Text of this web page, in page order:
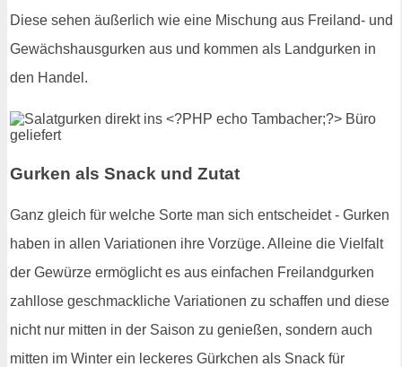
Diese sehen äußerlich wie eine Mischung aus Freiland- und
Gewächshausgurken aus und kommen als Landgurken in
den Handel.
Gurken als Snack und Zutat
Ganz gleich für welche Sorte man sich entscheidet - Gurken
haben in allen Variationen ihre Vorzüge. Alleine die Vielfalt
der Gewürze ermöglicht es aus einfachen Freilandgurken
zahllose geschmackliche Variationen zu schaffen und diese
nicht nur mitten in der Saison zu genießen, sondern auch
mitten im Winter ein leckeres Gürkchen als Snack für